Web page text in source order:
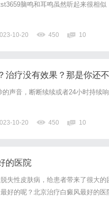
脑鸣和耳鸣虽然听起来很相
10-20 450 10
治疗没有效果？那是你还
声音，断断续续或者24小时持续
10-20 450 10
的医院
失性皮肤病，给患者带来了很大
好的呢？北京治疗白癜风最好的